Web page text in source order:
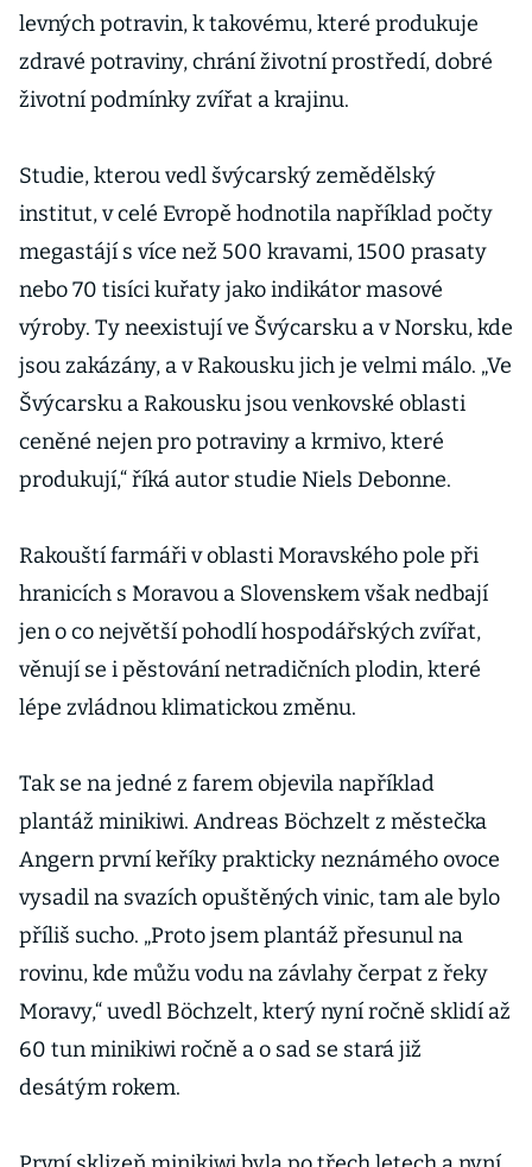
levných potravin, k takovému, které produkuje
zdravé potraviny, chrání životní prostředí, dobré
životní podmínky zvířat a krajinu.
Studie, kterou vedl švýcarský zemědělský
institut, v celé Evropě hodnotila například počty
megastájí s více než 500 kravami, 1500 prasaty
nebo 70 tisíci kuřaty jako indikátor masové
výroby. Ty neexistují ve Švýcarsku a v Norsku, kde
jsou zakázány, a v Rakousku jich je velmi málo. „Ve
Švýcarsku a Rakousku jsou venkovské oblasti
ceněné nejen pro potraviny a krmivo, které
produkují,“ říká autor studie Niels Debonne.
Rakouští farmáři v oblasti Moravského pole při
hranicích s Moravou a Slovenskem však nedbají
jen o co největší pohodlí hospodářských zvířat,
věnují se i pěstování netradičních plodin, které
lépe zvládnou klimatickou změnu.
Tak se na jedné z farem objevila například
plantáž minikiwi. Andreas Böchzelt z městečka
Angern první keříky prakticky neznámého ovoce
vysadil na svazích opuštěných vinic, tam ale bylo
příliš sucho. „Proto jsem plantáž přesunul na
rovinu, kde můžu vodu na závlahy čerpat z řeky
Moravy,“ uvedl Böchzelt, který nyní ročně sklidí až
60 tun minikiwi ročně a o sad se stará již
desátým rokem.